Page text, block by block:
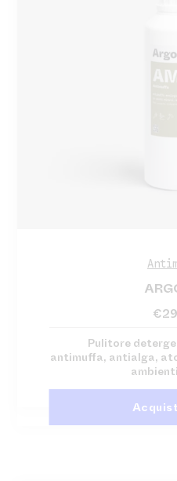
€
Pulitore
antimuffa, antialga,